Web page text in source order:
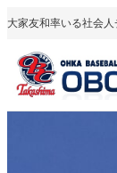
内
を
ス
大家友和率いる社会